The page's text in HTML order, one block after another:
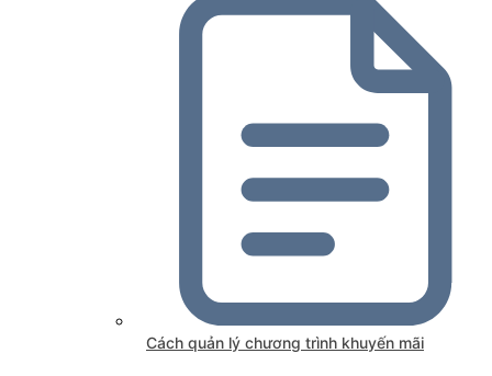
Cách quản lý chương trình khuyến mãi